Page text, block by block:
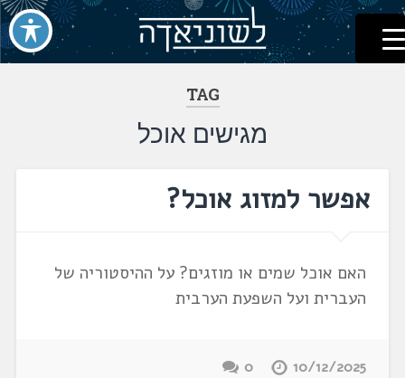
דלג
לתוכן
לשוניאדה
עברית. לשון. שפה
TAG
מגישים אוכל
אפשר למזוג אוכל?
האם אוכל שמים או מוזגים? על ההיסטוריה של
העברית ועל השפעת הערבית
10/12/2025
0